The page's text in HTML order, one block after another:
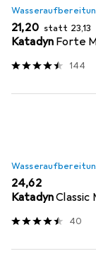
EUR
21,20 statt EUR
23,13
Katadyn Forte
144
EUR
24,62
KatadynClassic
40